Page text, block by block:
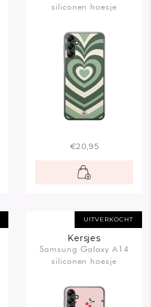
siliconen hoesje
€20,95
UITVERKOCHT
Kersjes
Samsung Galaxy A14
siliconen hoesje